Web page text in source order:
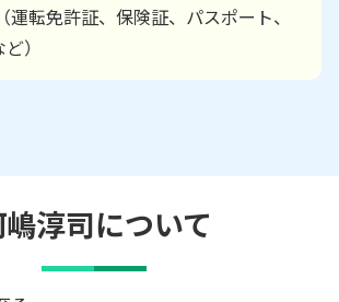
運転免許証、保険証、パスポート、
）
淳司について